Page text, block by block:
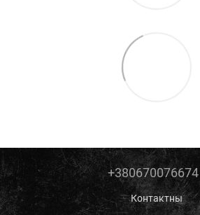
+380670076674
Контактны